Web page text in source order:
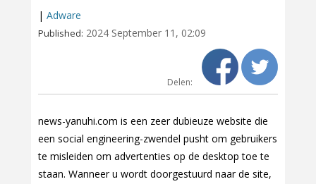
| Adware
Published: 2024 September 11, 02:09
Delen:
news-yanuhi.com is een zeer dubieuze website die
een social engineering-zwendel pusht om gebruikers
te misleiden om advertenties op de desktop toe te
staan. Wanneer u wordt doorgestuurd naar de site,